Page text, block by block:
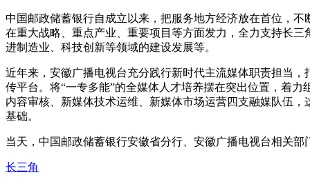
中国邮政储蓄银行自成立以来，把服务地方经济放在首位，不
在重大战略、重点产业、重要项目等方面发力，全力支持长三
进制造业、科技创新等领域的建设发展等。
近年来，安徽广播电视台充分践行新时代主流媒体职责担当，
传平台。将“一专多能”的全媒体人才培养摆在突出位置，着力
内容审核、新媒体技术运维、新媒体市场运营四支融媒队伍
基础。
当天，中国邮政储蓄银行安徽省分行、安徽广播电视台相关部
长三角